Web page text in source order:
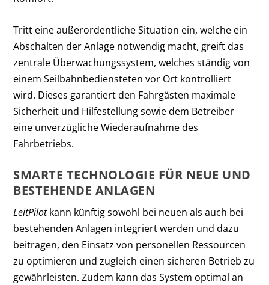
Tritt eine außerordentliche Situation ein, welche ein
Abschalten der Anlage notwendig macht, greift das
zentrale Überwachungssystem, welches ständig von
einem Seilbahnbediensteten vor Ort kontrolliert
wird. Dieses garantiert den Fahrgästen maximale
Sicherheit und Hilfestellung sowie dem Betreiber
eine unverzügliche Wiederaufnahme des
Fahrbetriebs.
SMARTE TECHNOLOGIE FÜR NEUE UND
BESTEHENDE ANLAGEN
LeitPilotkann künftig sowohl bei neuen als auch bei
bestehenden Anlagen integriert werden und dazu
beitragen, den Einsatz von personellen Ressourcen
zu optimieren und zugleich einen sicheren Betrieb zu
gewährleisten. Zudem kann das System optimal an